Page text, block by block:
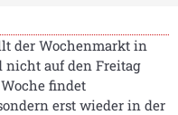
der Wochenmarkt in
nicht auf den Freitag
findet
erst wieder in der